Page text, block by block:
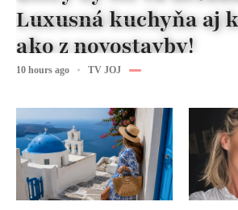
Luxusná kuchyňa aj
ako z novostavby!
10 hours ago TV JOJ